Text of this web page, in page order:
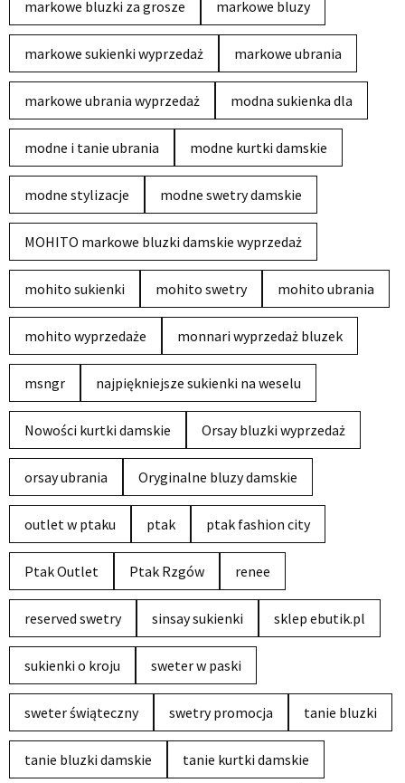
markowe bluzki za grosze markowe bluzy
markowe sukienki wyprzedaż markowe ubrania
markowe ubrania wyprzedaż modna sukienka dla
modne i tanie ubrania modne kurtki damskie
modne stylizacje modne swetry damskie
MOHITO markowe bluzki damskie wyprzedaż
mohito sukienki mohito swetry mohito ubrania
mohito wyprzedaże monnari wyprzedaż bluzek
msngr najpiękniejsze sukienki na weselu
Nowości kurtki damskie Orsay bluzki wyprzedaż
orsay ubrania Oryginalne bluzy damskie
outlet w ptaku ptak ptak fashion city
Ptak Outlet Ptak Rzgów renee
reserved swetry sinsay sukienki sklep ebutik.pl
sukienki o kroju sweter w paski
sweter świąteczny swetry promocja tanie bluzki
tanie bluzki damskie tanie kurtki damskie